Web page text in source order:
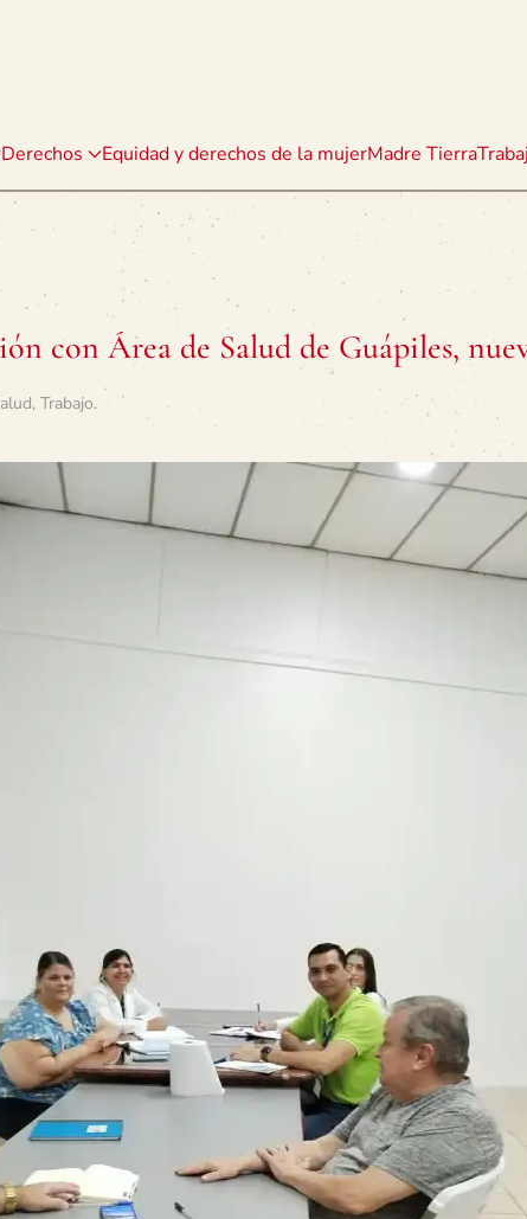
Derechos Equidad y derechos de la mujerMadre Tierra
con Área de Salud de Guápiles,
, Trabajo.